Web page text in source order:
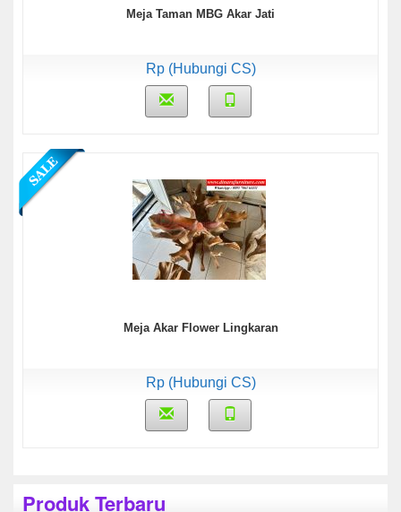
Meja Taman MBG Akar Jati
Rp (Hubungi CS)
Meja Akar Flower Lingkaran
Rp (Hubungi CS)
Produk Terbaru